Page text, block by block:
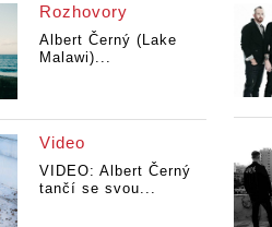
Rozhovory
Albert Černý (Lake
Malawi)...
Video
VIDEO: Albert Černý
tančí se svou...